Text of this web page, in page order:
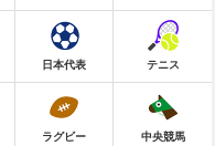
日本代表 テニス
ラグビー 中央競馬